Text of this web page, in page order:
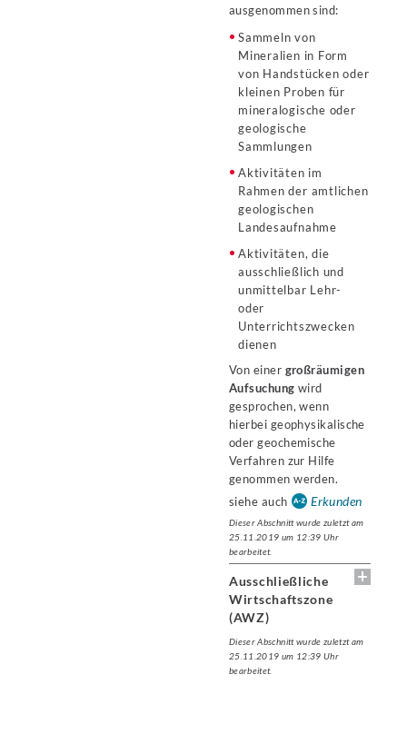
ausgenommen sind:
Sammeln von
Mineralien in Form
von Handstücken oder
kleinen Proben für
mineralogische oder
geologische
Sammlungen
Aktivitäten im
Rahmen der amtlichen
geologischen
Landesaufnahme
Aktivitäten, die
ausschließlich und
unmittelbar Lehr-
oder
Unterrichtszwecken
dienen
Von einer großräumigen
Aufsuchung wird
gesprochen, wenn
hierbei geophysikalische
oder geochemische
Verfahren zur Hilfe
genommen werden.
siehe auch
Erkunden
Dieser Abschnitt wurde zuletzt am
25.11.2019 um 12:39 Uhr
bearbeitet.
Ausschließliche
Wirtschaftszone
(AWZ)
Dieser Abschnitt wurde zuletzt am
25.11.2019 um 12:39 Uhr
bearbeitet.